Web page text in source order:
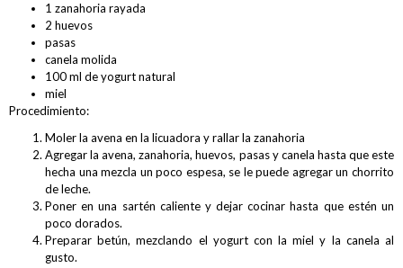
1 zanahoria rayada
2 huevos
pasas
canela molida
100 ml de yogurt natural
miel
Procedimiento:
Moler la avena en la licuadora y rallar la zanahoria
Agregar la avena, zanahoria, huevos, pasas y canela hasta que este
hecha una mezcla un poco espesa, se le puede agregar un chorrito
de leche.
Poner en una sartén caliente y dejar cocinar hasta que estén un
poco dorados.
Preparar betún, mezclando el yogurt con la miel y la canela al
gusto.